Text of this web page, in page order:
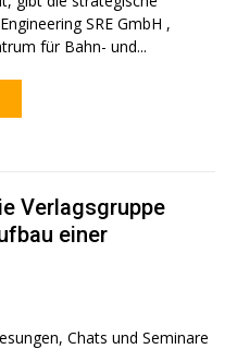
einem führenden Kompetenzzentrum für Bahn- und...
Verlagsgruppe
einer
Chats und Seminare